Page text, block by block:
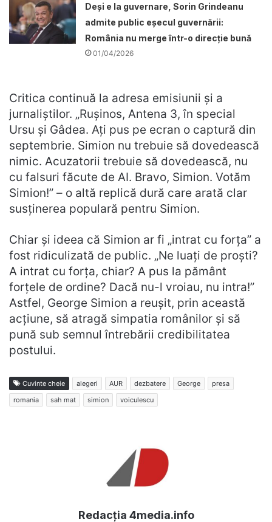
Deși e la guvernare, Sorin Grindeanu
admite public eșecul guvernării:
România nu merge într-o direcție bună
01/04/2026
Critica continuă la adresa emisiunii și a
jurnaliștilor. „Rușinos, Antena 3, în special
Ursu și Gâdea. Ați pus pe ecran o captură din
septembrie. Simion nu trebuie să dovedească
nimic. Acuzatorii trebuie să dovedească, nu
cu falsuri făcute de AI. Bravo, Simion. Votăm
Simion!” – o altă replică dură care arată clar
susținerea populară pentru Simion.
Chiar și ideea că Simion ar fi „intrat cu forța” a
fost ridiculizată de public. „Ne luați de proști?
A intrat cu forța, chiar? A pus la pământ
forțele de ordine? Dacă nu-l vroiau, nu intra!”
Astfel, George Simion a reușit, prin această
acțiune, să atragă simpatia românilor și să
pună sub semnul întrebării credibilitatea
postului.
Cuvinte cheie alegeri AUR dezbatere George
presa
romania
sah mat simion voiculescu
Redacția 4media.info